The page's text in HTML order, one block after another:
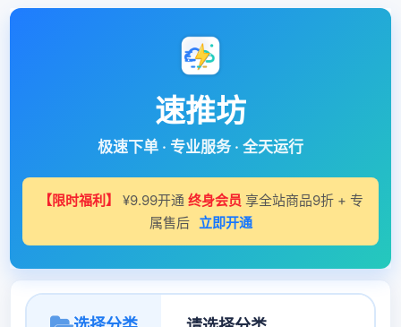
速推坊
极速下单 · 专业服务 · 全天运行
【限时福利】 ¥9.99开通 终身会员 享全站商品9折 + 专
属售后 立即开通